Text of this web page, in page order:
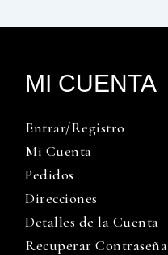
MI CUENTA
Entrar/Registro
Mi Cuenta
Pedidos
Direcciones
Detalles de la Cuenta
Recuperar Contraseña